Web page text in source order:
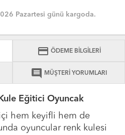
Pazartesi günü kargoda.
credit_card ÖDEME BİLGİLERİ
comment MÜŞTERİ YORUMLARI
Eğitici Oyuncak
hem keyifli hem de
oyuncular renk kulesi